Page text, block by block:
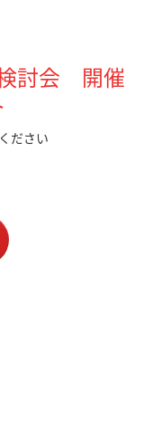
討会 開催
ださい